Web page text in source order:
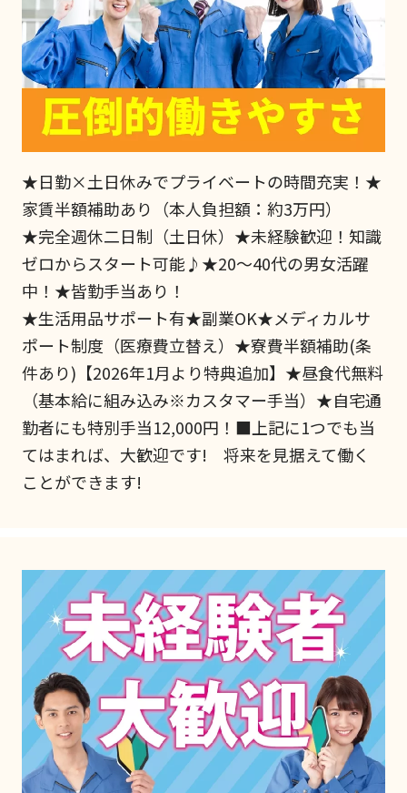
★日勤×土日休みでプライベートの時間充実！★
家賃半額補助あり（本人負担額：約3万円）
★完全週休二日制（土日休）★未経験歓迎！知識
ゼロからスタート可能♪★20～40代の男女活躍
中！★皆勤手当あり！
★生活用品サポート有★副業OK★メディカルサ
ポート制度（医療費立替え）★寮費半額補助(条
件あり)【2026年1月より特典追加】★昼食代無料
（基本給に組み込み※カスタマー手当）★自宅通
勤者にも特別手当12,000円！■上記に1つでも当
てはまれば、大歓迎です! 将来を見据えて働く
ことができます!